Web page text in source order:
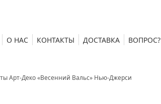
О НАС КОНТАКТЫ ДОСТАВКА ВОПРОС?
Арт-Деко «Весенний Вальс» Нью-Джерси